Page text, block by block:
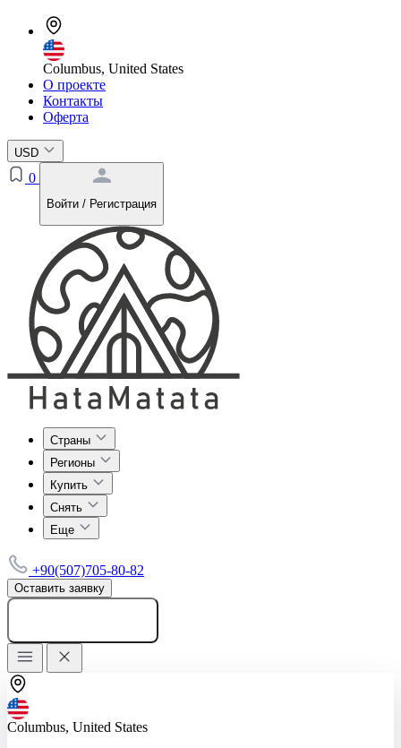
Columbus, United States
О проекте
Контакты
Оферта
USD
0
Войти / Регистрация
Страны
Регионы
Купить
Снять
Еще
+90(507)705-80-82
Оставить заявку
Columbus, United States